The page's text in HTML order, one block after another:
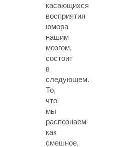
касающихся
восприятия
юмора
нашим
мозгом,
состоит
в
следующем.
То,
что
мы
распознаем
как
смешное,